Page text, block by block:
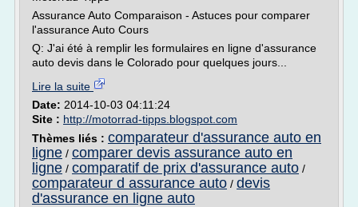
Assurance Auto Comparaison - Astuces pour comparer
l'assurance Auto Cours
Q: J'ai été à remplir les formulaires en ligne d'assurance
auto devis dans le Colorado pour quelques jours...
Lire la suite
Date: 2014-10-03 04:11:24
Site : http://motorrad-tipps.blogspot.com
Thèmes liés : comparateur d'assurance auto en
ligne / comparer devis assurance auto en
ligne / comparatif de prix d'assurance auto /
comparateur d assurance auto / devis
d'assurance en ligne auto